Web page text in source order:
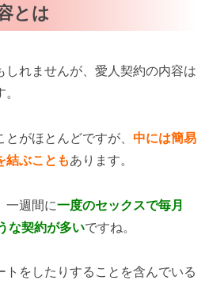
とは
しれませんが、愛人契約の内容は
がほとんどですが、 中には簡易
結ぶこともあります。
一週間に一度のセックスで毎月
な契約が多いですね。
トをしたりすることを含んでいる